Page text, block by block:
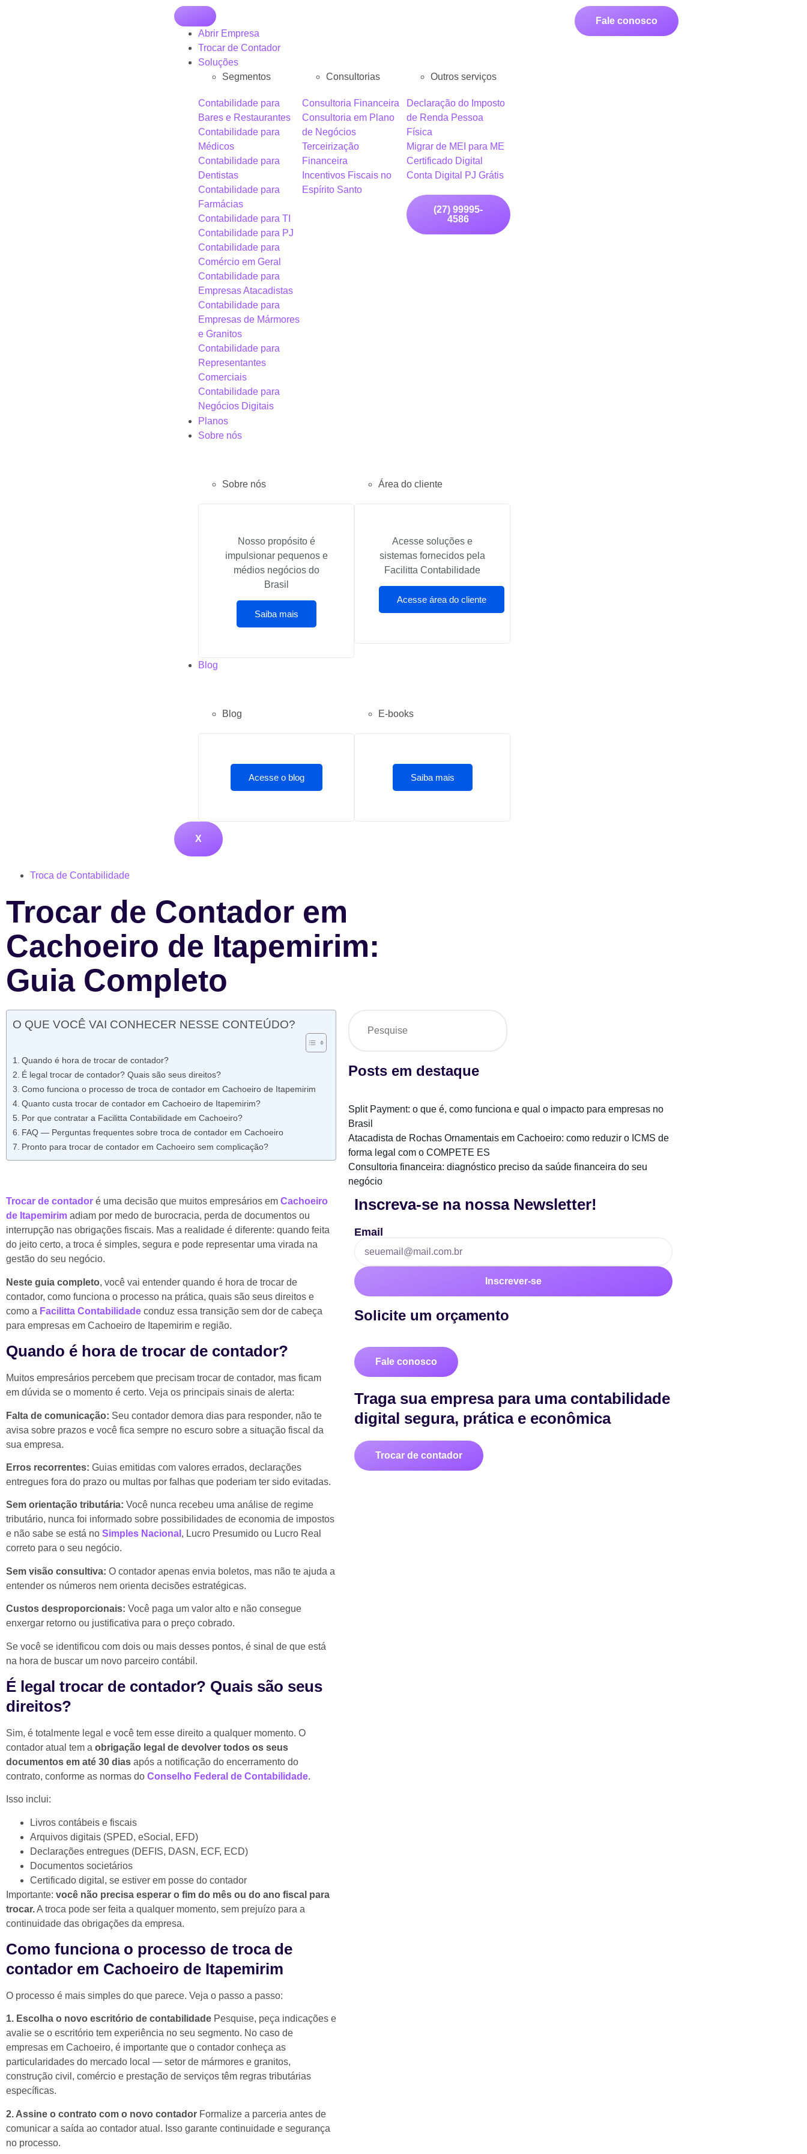
Abrir Empresa
Trocar de Contador
Soluções
Segmentos
Contabilidade para
Bares e Restaurantes
Contabilidade para
Médicos
Contabilidade para
Dentistas
Contabilidade para
Farmácias
Contabilidade para TI
Contabilidade para PJ
Contabilidade para
Comércio em Geral
Contabilidade para
Empresas Atacadistas
Contabilidade para
Empresas de Mármores
e Granitos
Contabilidade para
Representantes
Comerciais
Contabilidade para
Negócios Digitais
Consultorias
Consultoria Financeira
Consultoria em Plano
de Negócios
Terceirização
Financeira
Incentivos Fiscais no
Espírito Santo
Outros serviços
Declaração do Imposto
de Renda Pessoa
Física
Migrar de MEI para ME
Certificado Digital
Conta Digital PJ Grátis
(27) 99995-
4586
Planos
Sobre nós
Sobre nós
Nosso propósito é
impulsionar pequenos e
médios negócios do
Brasil
Saiba mais
Área do cliente
Acesse soluções e
sistemas fornecidos pela
Facilitta Contabilidade
Acesse área do cliente
Blog
Blog
Acesse o blog
E-books
Saiba mais
X
Fale conosco
Troca de Contabilidade
Trocar de Contador em
Cachoeiro de Itapemirim:
Guia Completo
O QUE VOCÊ VAI CONHECER NESSE CONTEÚDO?
Quando é hora de trocar de contador?
É legal trocar de contador? Quais são seus direitos?
Como funciona o processo de troca de contador em Cachoeiro de Itapemirim
Quanto custa trocar de contador em Cachoeiro de Itapemirim?
Por que contratar a Facilitta Contabilidade em Cachoeiro?
FAQ — Perguntas frequentes sobre troca de contador em Cachoeiro
Pronto para trocar de contador em Cachoeiro sem complicação?
Trocar de contador é uma decisão que muitos empresários em Cachoeiro
de Itapemirim adiam por medo de burocracia, perda de documentos ou
interrupção nas obrigações fiscais. Mas a realidade é diferente: quando feita
do jeito certo, a troca é simples, segura e pode representar uma virada na
gestão do seu negócio.
Neste guia completo, você vai entender quando é hora de trocar de
contador, como funciona o processo na prática, quais são seus direitos e
como a Facilitta Contabilidade conduz essa transição sem dor de cabeça
para empresas em Cachoeiro de Itapemirim e região.
Quando é hora de trocar de contador?
Muitos empresários percebem que precisam trocar de contador, mas ficam
em dúvida se o momento é certo. Veja os principais sinais de alerta:
Falta de comunicação: Seu contador demora dias para responder, não te
avisa sobre prazos e você fica sempre no escuro sobre a situação fiscal da
sua empresa.
Erros recorrentes: Guias emitidas com valores errados, declarações
entregues fora do prazo ou multas por falhas que poderiam ter sido evitadas.
Sem orientação tributária: Você nunca recebeu uma análise de regime
tributário, nunca foi informado sobre possibilidades de economia de impostos
e não sabe se está no Simples Nacional , Lucro Presumido ou Lucro Real
correto para o seu negócio.
Sem visão consultiva: O contador apenas envia boletos, mas não te ajuda a
entender os números nem orienta decisões estratégicas.
Custos desproporcionais: Você paga um valor alto e não consegue
enxergar retorno ou justificativa para o preço cobrado.
Se você se identificou com dois ou mais desses pontos, é sinal de que está
na hora de buscar um novo parceiro contábil.
É legal trocar de contador? Quais são seus
direitos?
Sim, é totalmente legal e você tem esse direito a qualquer momento. O
contador atual tem a obrigação legal de devolver todos os seus
documentos em até 30 dias após a notificação do encerramento do
contrato, conforme as normas do Conselho Federal de Contabilidade.
Isso inclui:
Livros contábeis e fiscais
Arquivos digitais (SPED, eSocial, EFD)
Declarações entregues (DEFIS, DASN, ECF, ECD)
Documentos societários
Certificado digital, se estiver em posse do contador
Importante: você não precisa esperar o fim do mês ou do ano fiscal para
trocar.A troca pode ser feita a qualquer momento, sem prejuízo para a
continuidade das obrigações da empresa.
Como funciona o processo de troca de
contador em Cachoeiro de Itapemirim
O processo é mais simples do que parece. Veja o passo a passo:
1. Escolha o novo escritório de contabilidade Pesquise, peça indicações e
avalie se o escritório tem experiência no seu segmento. No caso de
empresas em Cachoeiro, é importante que o contador conheça as
particularidades do mercado local — setor de mármores e granitos,
construção civil, comércio e prestação de serviços têm regras tributárias
específicas.
2. Assine o contrato com o novo contador Formalize a parceria antes de
comunicar a saída ao contador atual. Isso garante continuidade e segurança
no processo.
Posts em destaque
Split Payment: o que é, como funciona e qual o impacto para empresas no
Brasil
Atacadista de Rochas Ornamentais em Cachoeiro: como reduzir o ICMS de
forma legal com o COMPETE ES
Consultoria financeira: diagnóstico preciso da saúde financeira do seu
negócio
Inscreva-se na nossa Newsletter!
Email
Inscrever-se
Solicite um orçamento
Fale conosco
Traga sua empresa para uma contabilidade
digital segura, prática e econômica
Trocar de contador